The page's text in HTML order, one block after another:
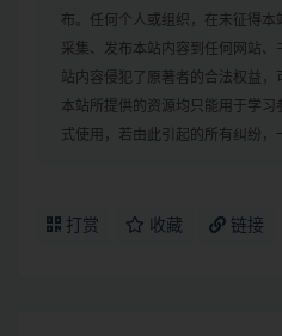
布。任何个人或组织，在未征得本
采集、发布本站内容到任何网站
站内容侵犯了原著者的合法权益，
本站所提供的资源均只能用于学
式使用，若由此引起的所有纠纷，
打赏 收藏 链接